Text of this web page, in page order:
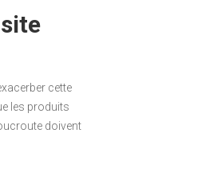
cette
les produits
doivent